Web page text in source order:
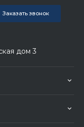
Заказать звонок
дом 3